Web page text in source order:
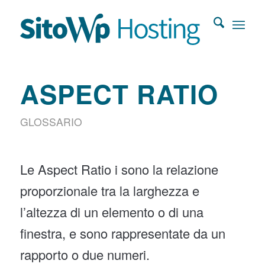
ASPECT RATIO
GLOSSARIO
Le Aspect Ratio i sono la relazione
proporzionale tra la larghezza e
l’altezza di un elemento o di una
finestra, e sono rappresentate da un
rapporto o due numeri.